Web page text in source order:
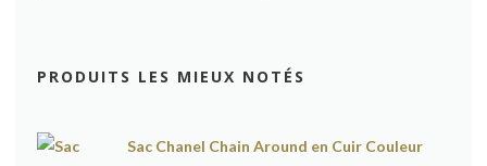
PRODUITS LES MIEUX NOTÉS
Sac Chanel Chain Around en Cuir Couleur